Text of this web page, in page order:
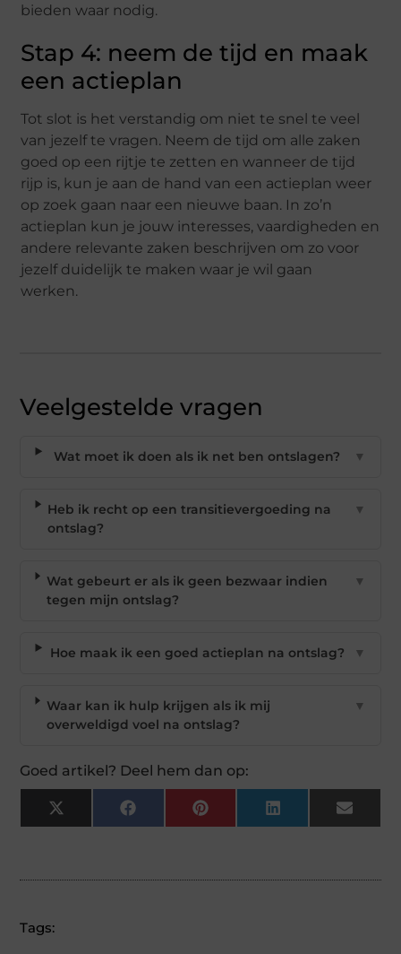
biedenwaar nodig.
Stap 4: neem de tijd en maak
een actieplan
Tot slot is het verstandig om niet te snel te veel
van jezelf te vragen. Neem de tijd om alle zaken
goed op een rijtje te zetten en wanneer de tijd
rijp is, kun je aan de hand van een actieplan weer
op zoek gaan naar een nieuwe baan. In zo’n
actieplan kun je jouw interesses, vaardigheden en
andere relevante zaken beschrijven om zo voor
jezelf duidelijk te maken waar je wil gaan
werken.
Veelgestelde vragen
Wat moet ik doen als ik net ben ontslagen? ▼
Heb ik recht op een transitievergoeding na
ontslag?
▼
Wat gebeurt er als ik geen bezwaar indien
tegen mijn ontslag?
▼
Hoe maak ik een goed actieplan na ontslag? ▼
Waar kan ik hulp krijgen als ik mij
overweldigd voel na ontslag?
▼
Goed artikel? Deel hem dan op:
X
(Twitter)
Facebook Pinterest LinkedIn Email
Tags: